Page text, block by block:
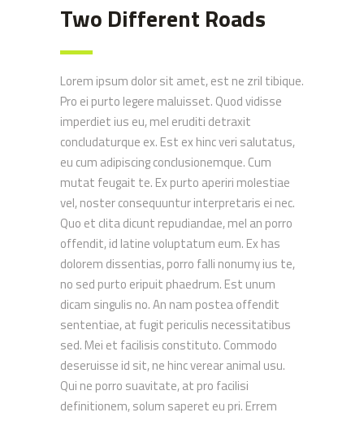
Two Different Roads
Lorem ipsum dolor sit amet, est ne zril tibique.
Pro ei purto legere maluisset. Quod vidisse
imperdiet ius eu, mel eruditi detraxit
concludaturque ex. Est ex hinc veri salutatus,
eu cum adipiscing conclusionemque. Cum
mutat feugait te. Ex purto aperiri molestiae
vel, noster consequuntur interpretaris ei nec.
Quo et clita dicunt repudiandae, mel an porro
offendit, id latine voluptatum eum. Ex has
dolorem dissentias, porro falli nonumy ius te,
no sed purto eripuit phaedrum. Est unum
dicam singulis no. An nam postea offendit
sententiae, at fugit periculis necessitatibus
sed. Mei et facilisis constituto. Commodo
deseruisse id sit, ne hinc verear animal usu.
Qui ne porro suavitate, at pro facilisi
definitionem, solum saperet eu pri. Errem